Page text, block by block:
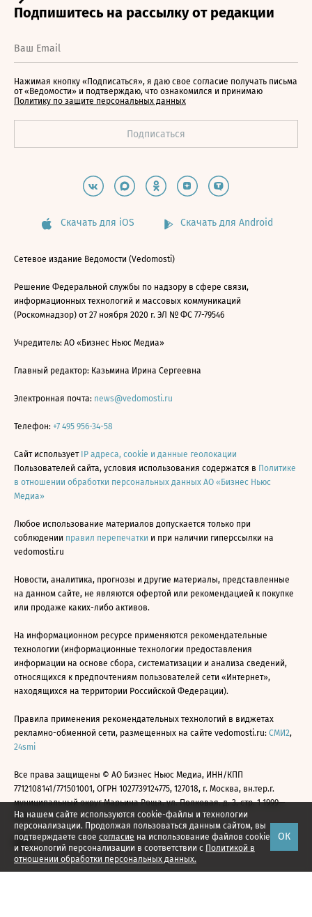
На нашем сайте используются cookie-файлы и технологии
персонализации. Продолжая пользоваться данным сайтом, вы
подтверждаете свое согласие на использование файлов cookie
и технологий персонализации в соответствии с Политикой в
отношении обработки персональных данных.
ОК
Нажимая кнопку «Подписаться», я даю свое согласие получать письма
от «Ведомости» и подтверждаю, что ознакомился и принимаю
Политику по защите персональных данных
Скачать для iOS Скачать для Android
Сетевое издание Ведомости (Vedomosti)
Решение Федеральной службы по надзору в сфере связи,
информационных технологий и массовых коммуникаций
(Роскомнадзор) от 27 ноября 2020 г. ЭЛ № ФС 77-79546
Учредитель: АО «Бизнес Ньюс Медиа»
Главный редактор: Казьмина Ирина Сергеевна
Электронная почта: news@vedomosti.ru
Телефон: +7 495 956-34-58
Сайт использует IP адреса, cookie и данные геолокации
Пользователей сайта, условия использования содержатся в Политике
в отношении обработки персональных данных АО «Бизнес Ньюс
Медиа»
Любое использование материалов допускается только при
соблюдении правил перепечатки и при наличии гиперссылки на
vedomosti.ru
Новости, аналитика, прогнозы и другие материалы, представленные
на данном сайте, не являются офертой или рекомендацией к покупке
или продаже каких-либо активов.
На информационном ресурсе применяются рекомендательные
технологии (информационные технологии предоставления
информации на основе сбора, систематизации и анализа сведений,
относящихся к предпочтениям пользователей сети «Интернет»,
находящихся на территории Российской Федерации).
Правила применения рекомендательных технологий в виджетах
рекламно-обменной сети, размещенных на сайте vedomosti.ru: СМИ2,
24smi
Все права защищены © АО Бизнес Ньюс Медиа, ИНН/КПП
7712108141/771501001, ОГРН 1027739124775, 127018, г. Москва, вн.тер.г.
муниципальный округ Марьина Роща, ул. Полковая, д. 3, стр. 1 1999—
2026